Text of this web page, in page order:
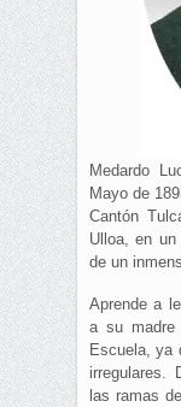
Medardo
Mayo de
Cantón
Ulloa, en
de un
Aprende a
a su madre
Escuela, ya
irregulares.
las ramas